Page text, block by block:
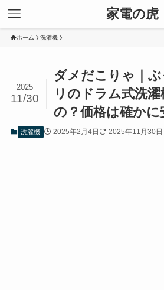
家電の虎
ホーム 洗濯機
ダメだこりゃ｜
リのドラム式洗
の？価格は確か
2025
11/30
洗濯機 2025年2月4日 2025年11月30日